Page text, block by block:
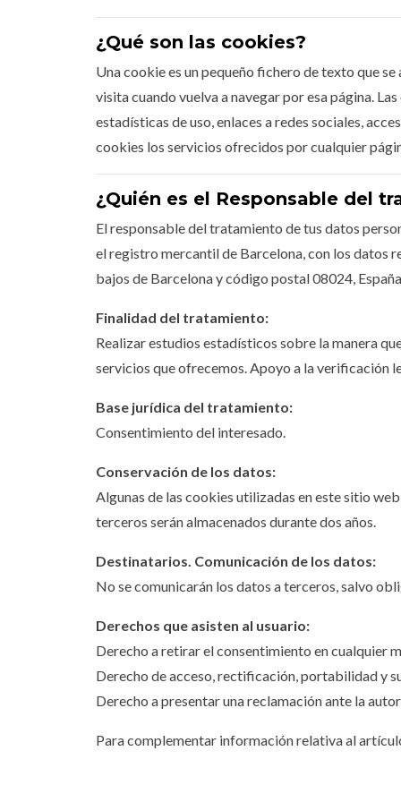
¿Qué son las cookies?
Una cookie es un pequeño fichero de texto que
visita cuando vuelva a navegar por esa página.
estadísticas de uso, enlaces a redes sociales,
cookies los servicios ofrecidos por cualquier
¿Quién es el Responsable del
El responsable del tratamiento de tus datos
el registro mercantil de Barcelona, con los datos
bajos de Barcelona y código postal 08024,
Finalidad del tratamiento:
Realizar estudios estadísticos sobre la manera
servicios que ofrecemos. Apoyo a la verificación
Base jurídica del tratamiento:
Consentimiento del interesado.
Conservación de los datos:
Algunas de las cookies utilizadas en este sitio
terceros serán almacenados durante dos años.
Destinatarios. Comunicación de los datos:
No se comunicarán los datos a terceros, salvo
Derechos que asisten al usuario:
Derecho a retirar el consentimiento en cualquier
Derecho de acceso, rectificación, portabilidad y
Derecho a presentar una reclamación ante la
Para complementar información relativa al